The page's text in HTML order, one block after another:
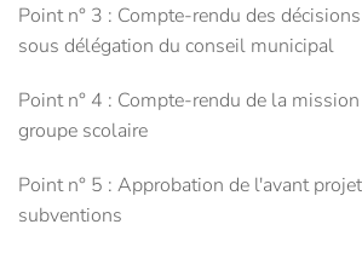
Point n° 3 : Compte-rendu des
sous délégation du conseil municipal
Point n° 4 : Compte-rendu de la
groupe scolaire
Point n° 5 : Approbation de l'avant
subventions